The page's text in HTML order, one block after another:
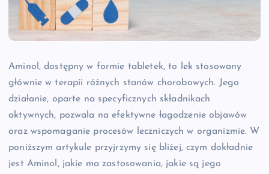
Aminol, dostępny w formie tabletek, to lek stosowany
głównie w terapii różnych stanów chorobowych. Jego
działanie, oparte na specyficznych składnikach
aktywnych, pozwala na efektywne łagodzenie objawów
oraz wspomaganie procesów leczniczych w organizmie. W
poniższym artykule przyjrzymy się bliżej, czym dokładnie
jest Aminol, jakie ma zastosowania, jakie są jego